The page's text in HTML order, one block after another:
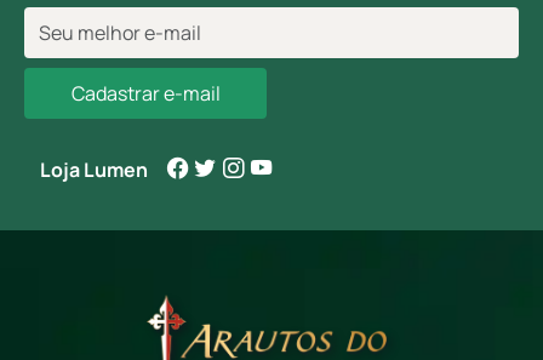
Cadastrar e-mail
Loja Lumen